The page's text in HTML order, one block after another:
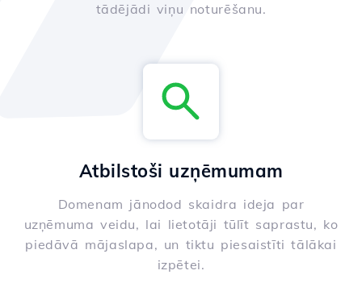
tādējādi viņu noturēšanu.
Atbilstoši uzņēmumam
Domenam jānodod skaidra ideja par
uzņēmuma veidu, lai lietotāji tūlīt saprastu, ko
piedāvā mājaslapa, un tiktu piesaistīti tālākai
izpētei.